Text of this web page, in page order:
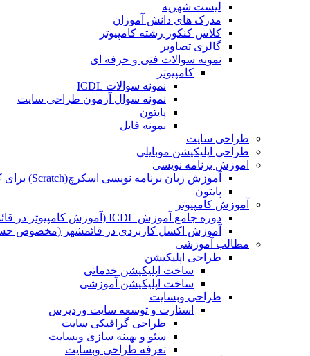
لیست شهریه
مدرک های دانش آموزان
کلاس کنکور رشته کامپیوتر
گالری تصاویر
نمونه سوالات فنی و حرفه ای
کامپیوتر
نمونه سوالات ICDL
نمونه سوال آزمون طراحی سایت
پایتون
نمونه فایل
طراحی سایت
طراحی اپلیکیشن موبایلی
اموزش برنامه نویسی
آموزش زبان برنامه نویسی اسکرچ(Scratch) برای کودکان
پایتون
آموزش کامپیوتر
دوره جامع آموزش ICDL (آموزش کامپیوتر در قائمشهر)
آموزش اکسل کاربردی در قائمشهر (مخصوص
مطالب آموزشی
طراحی اپلیکیشن
ساخت اپلیکیشن خدماتی
ساخت اپلیکیشن آموزشی
طراحی وبسایت
استارت و توسعه سایت وردپرس
طراحی گرافیکی سایت
سئو و بهینه سازی وبسایت
تعرفه طراحی وبسایت